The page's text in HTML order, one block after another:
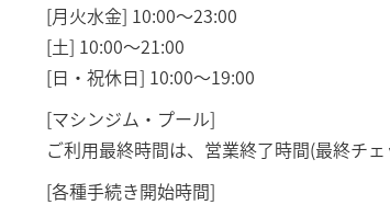
[月火水金] 10:00～23:00
[土] 10:00～21:00
[日・祝休日] 10:00～19:00
[マシンジム・プール]
ご利用最終時間は、営業終了時間(最終チ
[各種手続き開始時間]